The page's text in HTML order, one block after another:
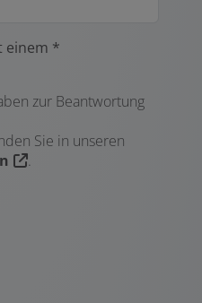
einem *
zur Beantwortung
Sie in unseren
.